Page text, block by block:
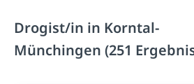
Drogist/in in Korntal-
Münchingen (251